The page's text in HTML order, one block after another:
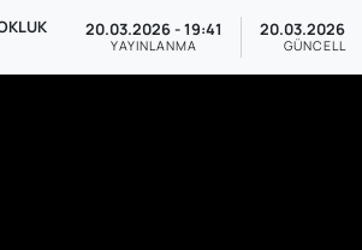
20.03.2026 - 19:41
YAYINLANMA
20.03.2026 -